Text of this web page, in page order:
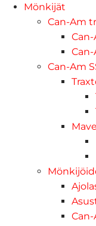
Mönkijät
Can-Am
Can-Am